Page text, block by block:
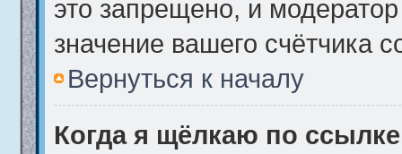
это запрещено, и
значение вашего счётчика
Вернуться к началу
Когда я щёлкаю по